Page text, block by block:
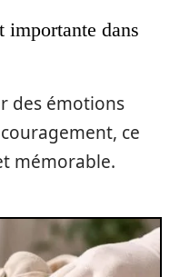
importante dans
des émotions
ce
mémorable.